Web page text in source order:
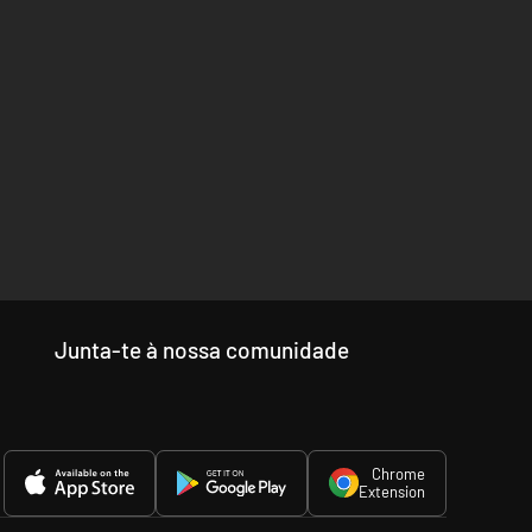
Junta-te à nossa comunidade
Chrome
Extension